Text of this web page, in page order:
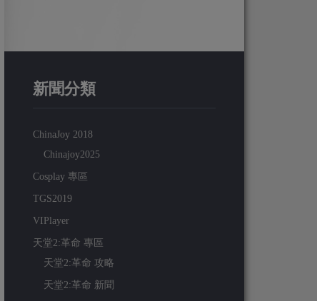
新聞分類
ChinaJoy 2018
Chinajoy2025
Cosplay 專區
TGS2019
VIPlayer
天堂2:革命 專區
天堂2:革命 攻略
天堂2:革命 新聞